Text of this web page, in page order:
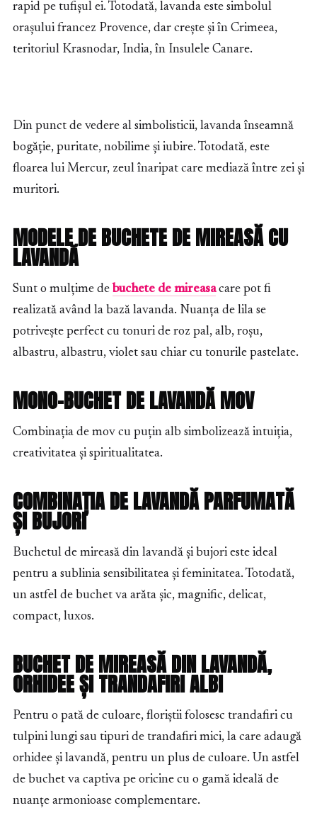
rapid pe tufișul ei. Totodată, lavanda este simbolul
orașului francez Provence, dar crește și în Crimeea,
teritoriul Krasnodar, India, în Insulele Canare.
Din punct de vedere al simbolisticii, lavanda înseamnă
bogăție, puritate, nobilime și iubire. Totodată, este
floarea lui Mercur, zeul înaripat care mediază între zei și
muritori.
MODELE DE BUCHETE DE MIREASĂ CU
LAVANDĂ
Sunt o mulțime de buchete de mireasacare pot fi
realizată având la bază lavanda. Nuanța de lila se
potrivește perfect cu tonuri de roz pal, alb, roșu,
albastru, albastru, violet sau chiar cu tonurile pastelate.
MONO-BUCHET DE LAVANDĂ MOV
Combinația de mov cu puțin alb simbolizează intuiția,
creativitatea și spiritualitatea.
COMBINAȚIA DE LAVANDĂ PARFUMATĂ
ȘI BUJORI
Buchetul de mireasă din lavandă și bujori este ideal
pentru a sublinia sensibilitatea și feminitatea. Totodată,
un astfel de buchet va arăta șic, magnific, delicat,
compact, luxos.
BUCHET DE MIREASĂ DIN LAVANDĂ,
ORHIDEE ȘI TRANDAFIRI ALBI
Pentru o pată de culoare, floriștii folosesc trandafiri cu
tulpini lungi sau tipuri de trandafiri mici, la care adaugă
orhidee și lavandă, pentru un plus de culoare. Un astfel
de buchet va captiva pe oricine cu o gamă ideală de
nuanțe armonioase complementare.